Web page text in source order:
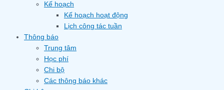
Kế hoạch
Kế hoạch hoạt động
Lịch công tác tuần
Thông báo
Trung tâm
Học phí
Chi bộ
Các thông báo khác